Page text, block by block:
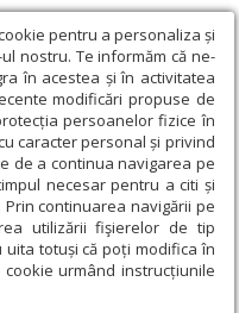
pentru a personaliza și
nostru. Te informăm că ne-
în acestea și în activitatea
modificări propuse de
persoanelor fizice în
caracter personal și privind
de a continua navigarea pe
necesar pentru a citi și
continuarea navigării pe
utilizării fişierelor de tip
uita totuși că poți modifica în
urmând instrucțiunile
› Crucea lui Cehov